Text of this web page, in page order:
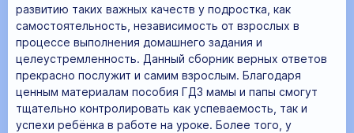
развитию таких важных качеств у подростка, как
самостоятельность, независимость от взрослых в
процессе выполнения домашнего задания и
целеустремленность. Данный сборник верных ответов
прекрасно послужит и самим взрослым. Благодаря
ценным материалам пособия ГДЗ мамы и папы смогут
тщательно контролировать как успеваемость, так и
успехи ребёнка в работе на уроке. Более того, у